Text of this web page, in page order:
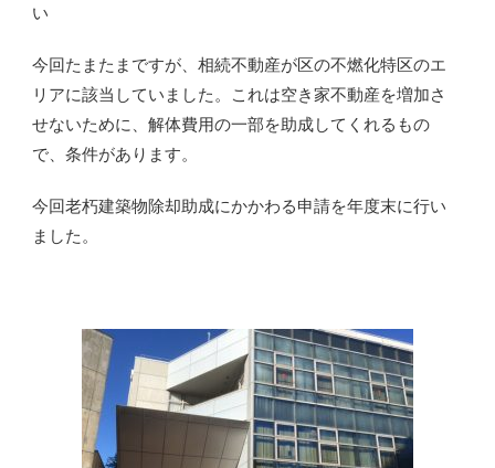
い
今回たまたまですが、相続不動産が区の不燃化特区のエ
リアに該当していました。これは空き家不動産を増加さ
せないために、解体費用の一部を助成してくれるもの
で、条件があります。
今回老朽建築物除却助成にかかわる申請を年度末に行い
ました。